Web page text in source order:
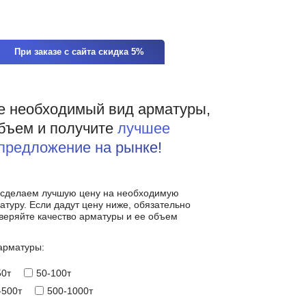
При заказе с сайта скидка 5%
необходимый вид арматуры,
и получите лучшее
на рынке!
лучшую цену на необходимую
Если дадут цену ниже, обязательно
качество арматуры и ее объем
50-100т
500-1000т